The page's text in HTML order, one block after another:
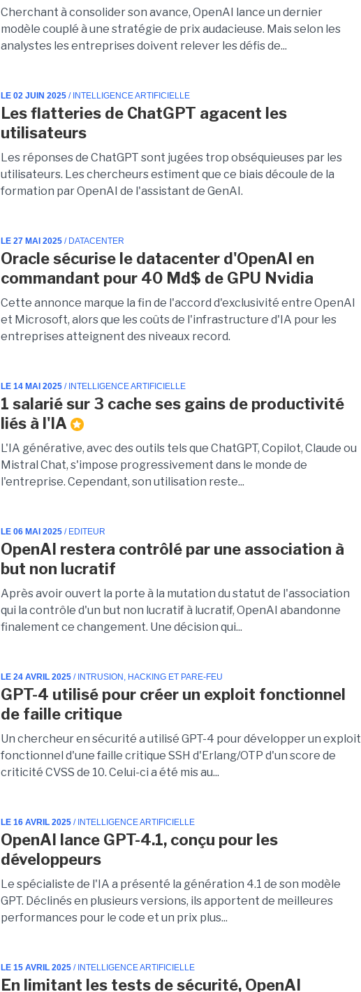
Cherchant à consolider son avance, OpenAI lance un dernier
modèle couplé à une stratégie de prix audacieuse. Mais selon les
analystes les entreprises doivent relever les défis de...
LE 02 JUIN 2025 / INTELLIGENCE ARTIFICIELLE
Les flatteries de ChatGPT agacent les
utilisateurs
Les réponses de ChatGPT sont jugées trop obséquieuses par les
utilisateurs. Les chercheurs estiment que ce biais découle de la
formation par OpenAI de l'assistant de GenAI.
LE 27 MAI 2025 / DATACENTER
Oracle sécurise le datacenter d'OpenAI en
commandant pour 40 Md$ de GPU Nvidia
Cette annonce marque la fin de l'accord d'exclusivité entre OpenAI
et Microsoft, alors que les coûts de l'infrastructure d'IA pour les
entreprises atteignent des niveaux record.
LE 14 MAI 2025 / INTELLIGENCE ARTIFICIELLE
1 salarié sur 3 cache ses gains de productivité
liés à l'IA
L'IA générative, avec des outils tels que ChatGPT, Copilot, Claude ou
Mistral Chat, s'impose progressivement dans le monde de
l'entreprise. Cependant, son utilisation reste...
LE 06 MAI 2025 / EDITEUR
OpenAI restera contrôlé par une association à
but non lucratif
Après avoir ouvert la porte à la mutation du statut de l'association
qui la contrôle d'un but non lucratif à lucratif, OpenAI abandonne
finalement ce changement. Une décision qui...
LE 24 AVRIL 2025 / INTRUSION, HACKING ET PARE-FEU
GPT-4 utilisé pour créer un exploit fonctionnel
de faille critique
Un chercheur en sécurité a utilisé GPT-4 pour développer un exploit
fonctionnel d'une faille critique SSH d'Erlang/OTP d'un score de
criticité CVSS de 10. Celui-ci a été mis au...
LE 16 AVRIL 2025 / INTELLIGENCE ARTIFICIELLE
OpenAI lance GPT-4.1, conçu pour les
développeurs
Le spécialiste de l'IA a présenté la génération 4.1 de son modèle
GPT. Déclinés en plusieurs versions, ils apportent de meilleures
performances pour le code et un prix plus...
LE 15 AVRIL 2025 / INTELLIGENCE ARTIFICIELLE
En limitant les tests de sécurité, OpenAI